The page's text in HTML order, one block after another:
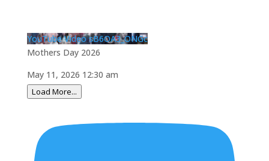
YouTube Video sB6OA3_ONGc
Mothers Day 2026
May 11, 2026 12:30 am
Load More...